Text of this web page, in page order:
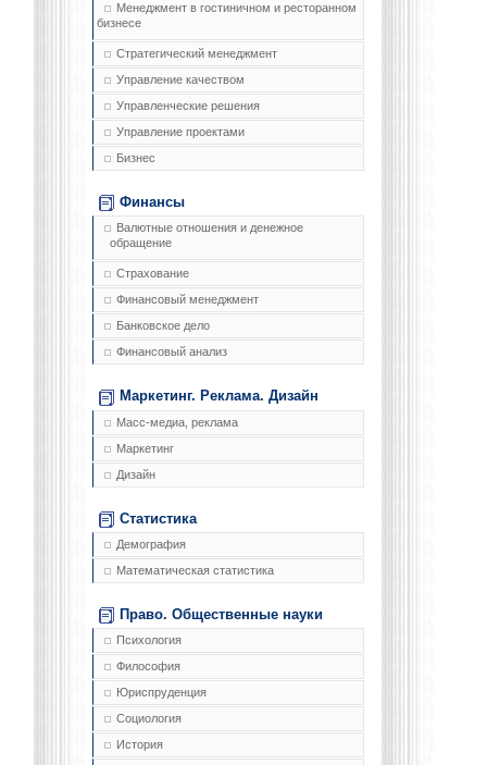
Менеджмент в гостиничном и ресторанном
бизнесе
Стратегический менеджмент
Управление качеством
Управленческие решения
Управление проектами
Бизнес
Финансы
Валютные отношения и денежное
обращение
Страхование
Финансовый менеджмент
Банковское дело
Финансовый анализ
Маркетинг. Реклама. Дизайн
Масс-медиа, реклама
Маркетинг
Дизайн
Статистика
Демография
Математическая статистика
Право. Общественные науки
Психология
Философия
Юриспруденция
Социология
История